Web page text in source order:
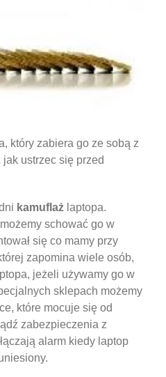
który zabiera go ze sobą z
ustrzec się przed
kamuflaż laptopa.
schować go w
się co mamy przy
zapomina wiele osób,
jeżeli używamy go w
sklepach możemy
które mocuje się od
zabezpieczenia z
alarm kiedy laptop